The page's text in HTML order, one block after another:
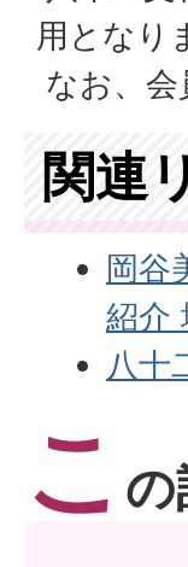
用となり
なお、
関連
岡谷
紹介
八十
こ の